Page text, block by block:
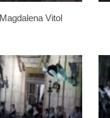
Magdalena Vitol